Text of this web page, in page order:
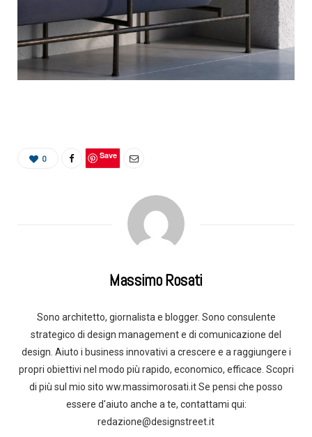
0 Save
Massimo Rosati
Sono architetto, giornalista e blogger. Sono consulente
strategico di design management e di comunicazione del
design. Aiuto i business innovativi a crescere e a raggiungere i
propri obiettivi nel modo più rapido, economico, efficace. Scopri
di più sul mio sito ww.massimorosati.it Se pensi che posso
essere d'aiuto anche a te, contattami qui:
redazione@designstreet.it